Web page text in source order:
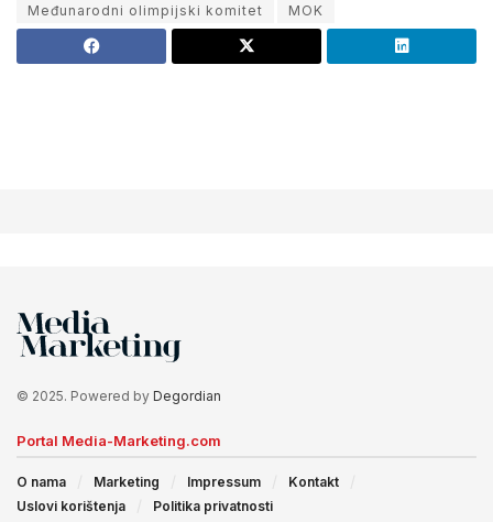
Međunarodni olimpijski komitet
MOK
© 2025. Powered by Degordian
Portal Media-Marketing.com
O nama Marketing Impressum
Kontakt
Uslovi korištenja
Politika privatnosti